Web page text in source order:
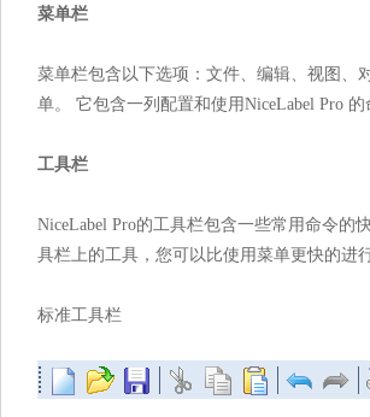
菜单栏
菜单栏包含以下选项：文件、编辑、视图、
单。 它包含一列配置和使用NiceLabel Pro
工具栏
NiceLabel Pro的工具栏包含一些常用命令的
具栏上的工具，您可以比使用菜单更快的进
标准工具栏